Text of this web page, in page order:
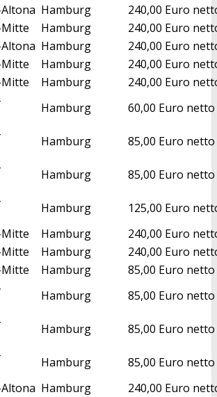
Hamburg
240,00 Euro
Hamburg
240,00 Euro
Hamburg
240,00 Euro
Hamburg
240,00 Euro
Hamburg
240,00 Euro
Hamburg 60,00 Euro netto
Hamburg 85,00 Euro netto
Hamburg 85,00 Euro netto
Hamburg
125,00 Euro
Hamburg
240,00 Euro
Hamburg
240,00 Euro
Hamburg
85,00 Euro netto
Hamburg 85,00 Euro netto
Hamburg 85,00 Euro netto
Hamburg
85,00 Euro netto
Hamburg
240,00 Euro